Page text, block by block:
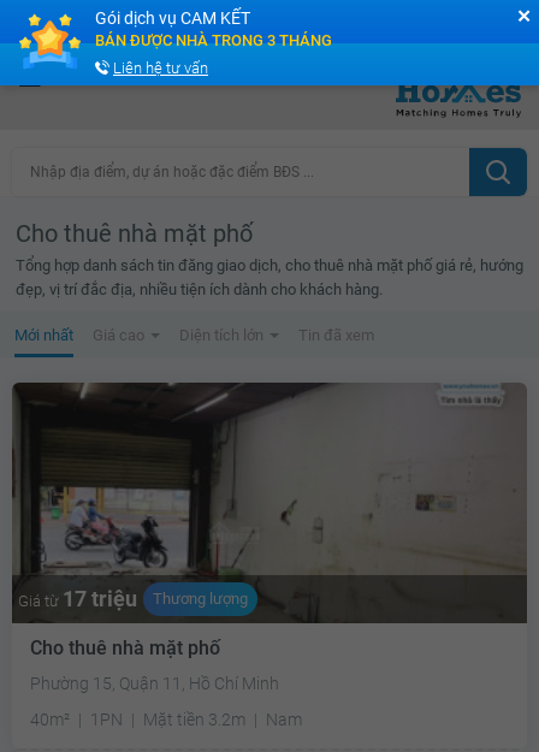
Cộng đồng Môi giới bPRO
Nhập địa điểm, dự án hoặc đặc điểm BĐS ...
Cho thuê nhà mặt phố
Tổng hợp danh sách tin đăng giao dịch, cho thuê nhà mặt phố giá rẻ, hướng
đẹp, vị trí đắc địa, nhiều tiện ích dành cho khách hàng.
Mới nhất Giá cao Diện tích lớn Tin đã xem
Giá từ 17 triệu Thương lượng
Cho thuê nhà mặt phố
Phường 15, Quận 11, Hồ Chí Minh
40m²
1PN Mặt tiền 3.2m Nam
✕
Gói dịch vụ CAM KẾT
BÁN ĐƯỢC NHÀ TRONG 3 THÁNG
Liên hệ tư vấn